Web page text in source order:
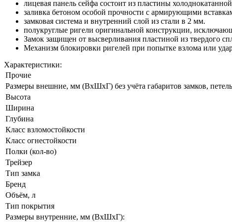
лицевая панель сейфа состоит из пластины
заливка бетоном особой прочности с армирующими
замковая система и внутренний слой из стали в 2 мм.
полукруглые ригели оригинальной конструкции,
Замок защищен от высверливания пластиной из твердого
Механизм блокировки ригелей при попытке взлома или
Характеристики:
Прочие
Размеры внешние, мм (ВхШхГ) без учёта габаритов замков,
Высота
Ширина
Глубина
Класс взломостойкости
Класс огнестойкости
Полки (кол-во)
Трейзер
Тип замка
Бренд
Объём, л
Тип покрытия
Размеры внутренние, мм (ВхШхГ):